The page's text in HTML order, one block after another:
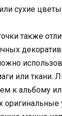
сухие цветы.
также
или ткани.
к альбому